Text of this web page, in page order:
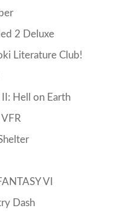
2 Deluxe
Literature Club!
Hell on Earth
VI
Dash